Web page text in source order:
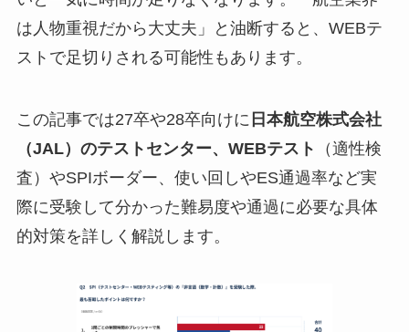
は人物重視だから大丈夫」と油断すると、WEBテ
ストで足切りされる可能性もあります。
この記事では27卒や28卒向けに 日本航空株式会社
（JAL）のテストセンター、WEBテスト
（適性検
査）やSPIボーダー、使い回しやES通過率など実
際に受験して分かった難易度や通過に必要な具体
的対策を詳しく解説します。